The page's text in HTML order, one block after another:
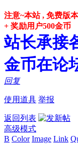
注意~本站 , 免费版
+ 奖励用户500金币
站长承接
金币在论
回复
使用道具 举报
返回列表
高级模式
B Color Image Link